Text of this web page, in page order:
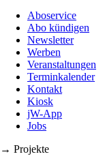
Aboservice
Abo kündigen
Newsletter
Werben
Veranstaltungen
Terminkalender
Kontakt
Kiosk
jW-App
Jobs
→ Projekte